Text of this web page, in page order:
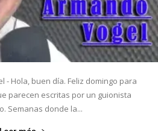
- Hola, buen día. Feliz domingo para
parecen escritas por un guionista
Semanas donde la...